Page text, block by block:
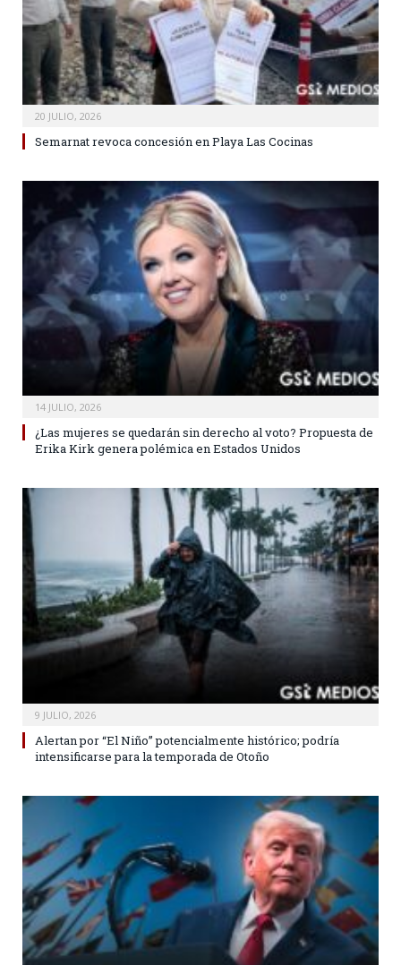
20 JULIO, 2026
Semarnat revoca concesión en Playa Las Cocinas
14 JULIO, 2026
¿Las mujeres se quedarán sin derecho al voto? Propuesta de
Erika Kirk genera polémica en Estados Unidos
9 JULIO, 2026
Alertan por “El Niño” potencialmente histórico; podría
intensificarse para la temporada de Otoño